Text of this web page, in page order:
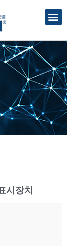
시장치